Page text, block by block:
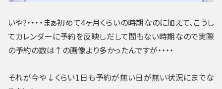
いや?・・・・まぁ初めて4ヶ月くらいの時期なのに加えて、こうし
てカレンダーに予約を反映しだして間もない時期なので実際
の予約の数は↑の画像より多かったんですが・・・・
それが今や↓くらい1日も予約が無い日が無い状況にまでな